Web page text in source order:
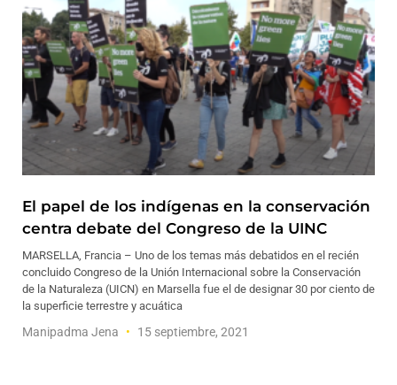
El papel de los indígenas en la conservación
centra debate del Congreso de la UINC
MARSELLA, Francia – Uno de los temas más debatidos en el recién
concluido Congreso de la Unión Internacional sobre la Conservación
de la Naturaleza (UICN) en Marsella fue el de designar 30 por ciento de
la superficie terrestre y acuática
Manipadma Jena 15 septiembre, 2021